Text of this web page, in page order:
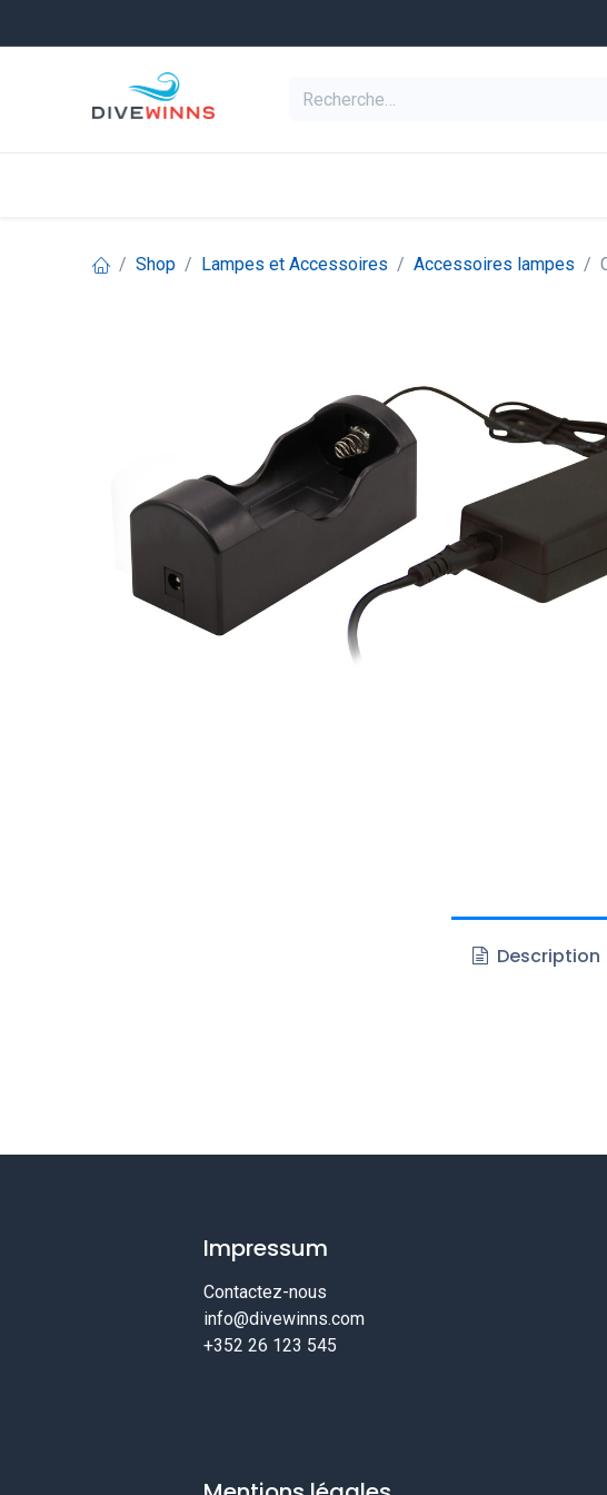
Shop Lampes et Accessoires Accessoires lampes
Description
Impressum
Contactez-nous
info@divewinns.com
+352 26 123 545